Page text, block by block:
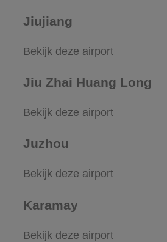
Jiujiang
Bekijk deze airport
Jiu Zhai Huang Long
Bekijk deze airport
Juzhou
Bekijk deze airport
Karamay
Bekijk deze airport